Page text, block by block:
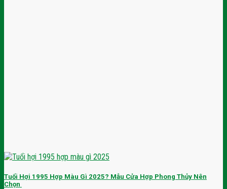
Tuổi Hợi 1995 Hợp Màu Gì 2025? Mẫu Cửa Hợp Phong Thủy Nên
Chọn